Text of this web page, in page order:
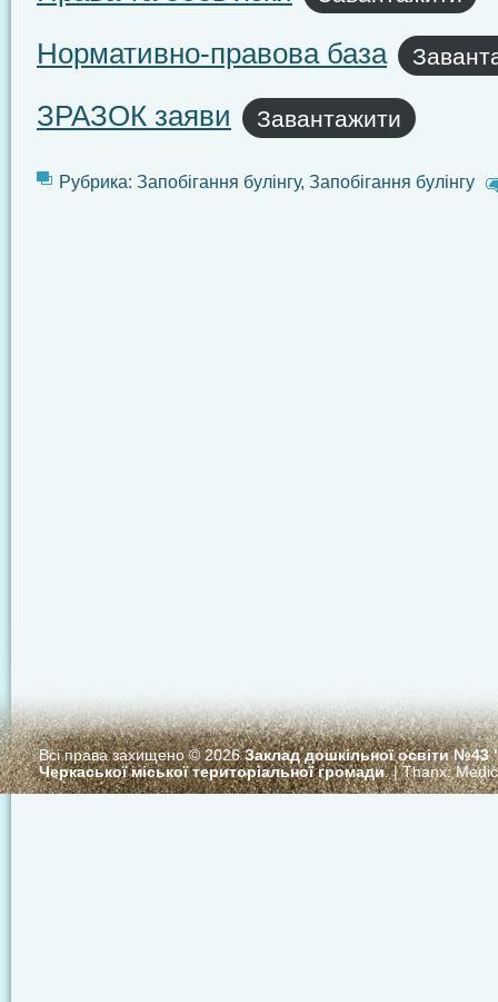
Нормативно-правова база
ЗРАЗОК заяви Завантажити
Рубрика: Запобігання булінгу, Запобігання булінгу
Всі права захищено © 2026Заклад дошкільної освіти
Черкаської міської територіальної громади. | Thanx: